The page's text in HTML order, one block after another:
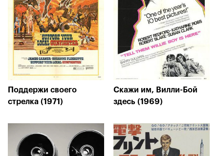
Поддержи своего
стрелка (1971)
Скажи им, Вилли-Бой
здесь (1969)